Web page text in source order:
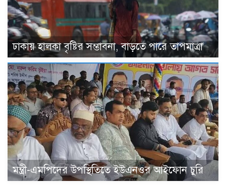
ঢাকায় হালকা বৃষ্টির সম্ভাবনা, বাড়তে পারে তাপমাত্রা
মন্ত্রী-এমপিদের উপস্থিতিতে ইউএনওর আইফোন চুরি